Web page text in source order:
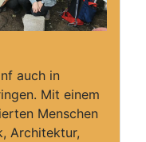
auch in
Mit einem
Menschen
Architektur,